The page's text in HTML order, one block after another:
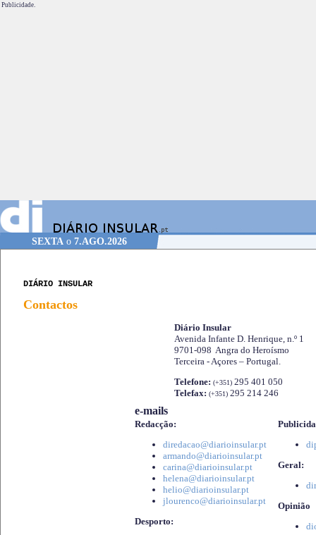
Publicidade.
SEXTA o 7.AGO.2026
DIÁRIO INSULAR
Contactos
Diário Insular
Avenida Infante D. Henrique, n.º 1
9701-098 Angra do Heroísmo
Terceira - Açores – Portugal.
Telefone: (+351) 295 401 050
Telefax: (+351) 295 214 246
e-mails
Redacção:
diredacao@diarioinsular.pt
armando@diarioinsular.pt
carina@diarioinsular.pt
helena@diarioinsular.pt
helio@diarioinsular.pt
jlourenco@diarioinsular.pt
Desporto:
Geral:
Opinião